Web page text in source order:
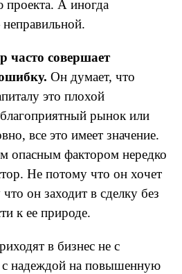
проекта. А иногда
часто совершает
Он думает, что
это плохой
рынок или
все это имеет значение.
опасным фактором нередко
Не потому что он хочет
он заходит в сделку без
к ее природе.
в бизнес не с
с надеждой на повышенную